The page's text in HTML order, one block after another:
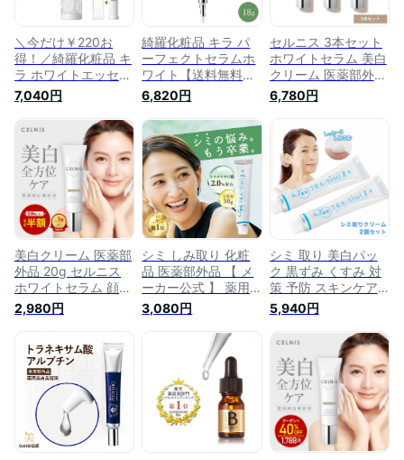
＼今だけ￥220お
得！／綺羅化粧品 キ
ラ ホワイトエッセン
ス+詰替えポンプセ
ット【50ml】【送料
無料】【あす楽対応
商品】【39ショッ
プ】美容液 美白 ニ
キビ跡 シミ シミ取
り シミ消し 美白美
容液 導入美容液 し
み そばかす 肝斑 色
素沈着 敏感肌 美白
美容液 白生 医薬部
外品
7,040円
綺羅化粧品 キラ パ
ーフェクトセラムホ
ワイト【送料無料】
【最強翌日配送対応
商品】【39ショッ
プ】美容液 美白 ニ
キビ跡 シミ シミ取
り シミ消し 美白美
容液 導入美容液 し
み そばかす 肝斑 色
素沈着 敏感肌 トー
タル美白美容液
6,820円
セルニス 3本セット
ホワイトセラム 美白
クリーム 医薬部外品
20g 顔 シミ そばか
す くすみ 薬用 肌 ヒ
り シミ取りクリーム
美容液 美白美容液
敏感肌 化粧品 美容
無添加 送料無料 RL
6,780円
美白クリーム 医薬部
外品 20g セルニス
ホワイトセラム 顔
シミ そばかす くす
み 薬用 肌 ヒト型セ
ミ取りクリーム 美容
液 美白美容液 敏感
肌 化粧品 美容 無添
2,980円
シミ しみ取り 化粧
品 医薬部外品 【 メ
ーカー公式 】 薬用
トラシーミ Z シミ取
りクリーム トラネキ
サム酸 シミケア し
み シミ消し クリー
ム そばかす 顔 シミ
取り ハリ シミ対策
シミ予防 シミケア
美白 美容液 シミ取
りクリーム ハイドロ
3,080円
シミ 取り 美白パッ
ク 黒ずみ くすみ 対
策 予防 スキンケア
美白 クリーム シミ
取りクリーム そばか
す 消す 顔のシミ 美
容液 シミ消し しみ
隠したい シミ 防止
トラネキサム酸 高濃
度2.0％配合 クリー
ム しみ消す 薬用ト
ラシーミ Z30g×2個
セット
5,940円